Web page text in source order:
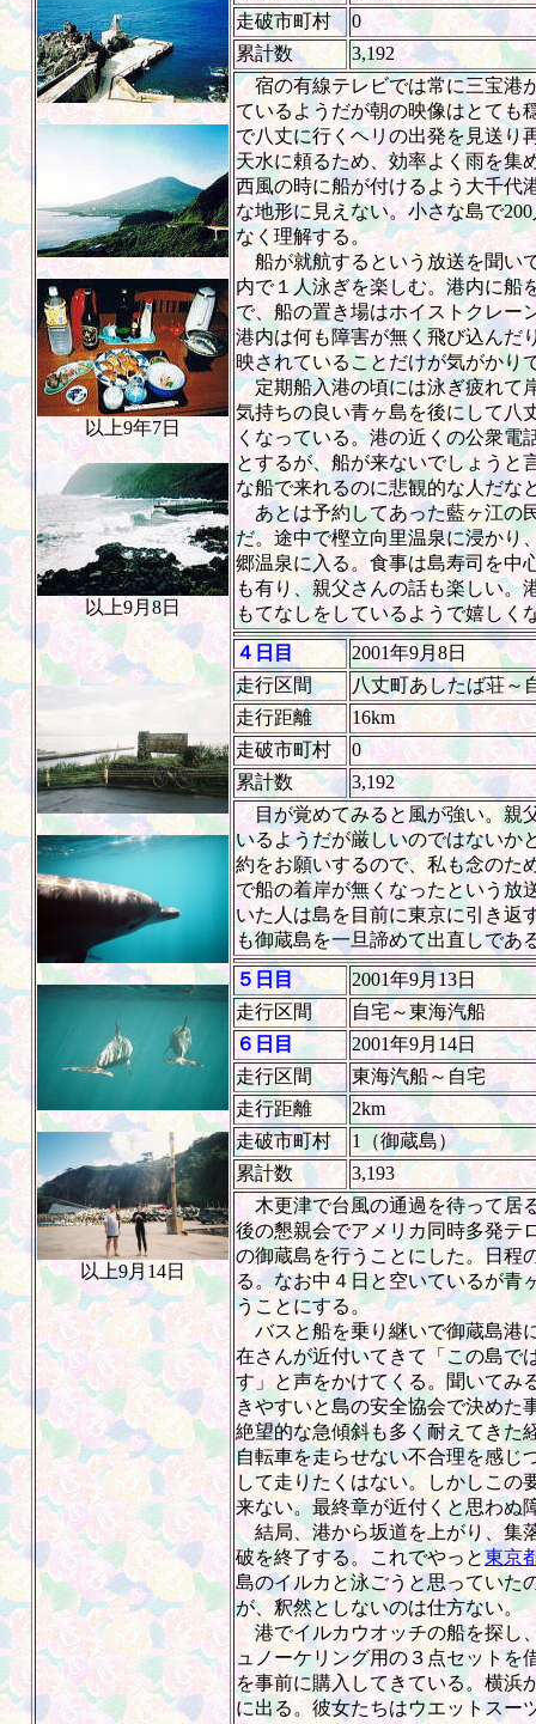
以上9年7日
以上9月8日
以上9月14日
走破市町村
0
累計数
3,192
宿の有線テレビでは常に三宝港
ているようだが朝の映像はとても
で八丈に行くヘリの出発を見送り
天水に頼るため、効率よく雨を集
西風の時に船が付けるよう大千代
な地形に見えない。小さな島で
なく理解する。
船が就航するという放送を聞い
内で１人泳ぎを楽しむ。港内に船
で、船の置き場はホイストクレー
港内は何も障害が無く飛び込んだ
映されていることだけが気がかり
定期船入港の頃には泳ぎ疲れて
気持ちの良い青ヶ島を後にして八
くなっている。港の近くの公衆電
とするが、船が来ないでしょうと
な船で来れるのに悲観的な人だな
あとは予約してあった藍ヶ江の
だ。途中で樫立向里温泉に浸かり
郷温泉に入る。食事は島寿司を中
も有り、親父さんの話も楽しい。
もてなしをしているようで嬉しく
４日目
2001年9月8日
走行区間
八丈町あしたば荘～
走行距離
16km
走破市町村
0
累計数
3,192
目が覚めてみると風が強い。親
いるようだが厳しいのではないか
約をお願いするので、私も念のた
で船の着岸が無くなったという放
いた人は島を目前に東京に引き返
も御蔵島を一旦諦めて出直しであ
５日目
2001年9月13日
走行区間
自宅～東海汽船
６日目
2001年9月14日
走行区間
東海汽船～自宅
走行距離
2km
走破市町村
1（御蔵島）
累計数
3,193
木更津で台風の通過を待って居
後の懇親会でアメリカ同時多発テ
の御蔵島を行うことにした。日程
る。なお中４日と空いているが青
うことにする。
バスと船を乗り継いで御蔵島港
在さんが近付いてきて「この島で
す」と声をかけてくる。聞いてみ
きやすいと島の安全協会で決めた
絶望的な急傾斜も多く耐えてきた
自転車を走らせない不合理を感じ
して走りたくはない。しかしこの
来ない。最終章が近付くと思わぬ
結局、港から坂道を上がり、集
破を終了する。これでやっと東京
島のイルカと泳ごうと思っていた
が、釈然としないのは仕方ない。
港でイルカウオッチの船を探し
ュノーケリング用の３点セットを
を事前に購入してきている。横浜
に出る。彼女たちはウエットスー